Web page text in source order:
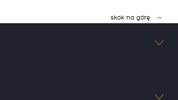
skok na górę
i artykułom naszych ekspertów.